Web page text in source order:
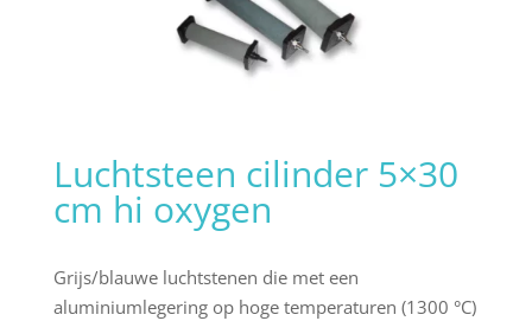
Luchtsteen cilinder 5×30
cm hi oxygen
Grijs/blauwe luchtstenen die met een
aluminiumlegering op hoge temperaturen (1300 °C)